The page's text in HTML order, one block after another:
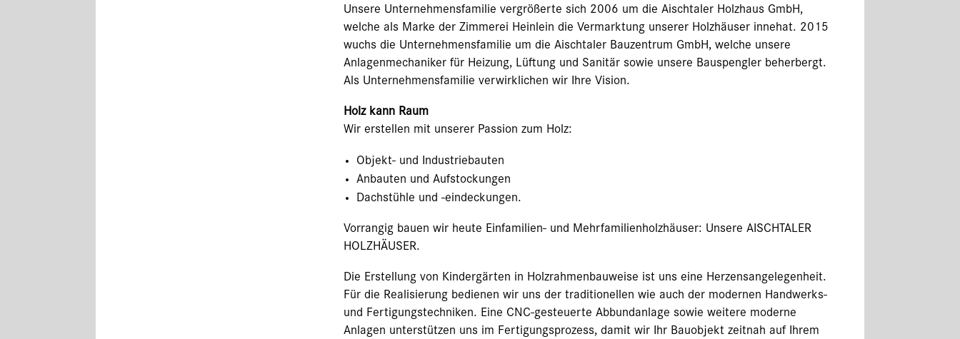
Unsere Unternehmensfamilie vergrößerte sich 2006 um die Aischtaler Holzhaus GmbH,
welche als Marke der Zimmerei Heinlein die Vermarktung unserer Holzhäuser innehat. 2015
wuchs die Unternehmensfamilie um die Aischtaler Bauzentrum GmbH, welche unsere
Anlagenmechaniker für Heizung, Lüftung und Sanitär sowie unsere Bauspengler beherbergt.
Als Unternehmensfamilie verwirklichen wir Ihre Vision.
Holz kann Raum
Wir erstellen mit unserer Passion zum Holz:
Objekt- und Industriebauten
Anbauten und Aufstockungen
Dachstühle und -eindeckungen.
Vorrangig bauen wir heute Einfamilien- und Mehrfamilienholzhäuser: Unsere AISCHTALER
HOLZHÄUSER.
Die Erstellung von Kindergärten in Holzrahmenbauweise ist uns eine Herzensangelegenheit.
Für die Realisierung bedienen wir uns der traditionellen wie auch der modernen Handwerks-
und Fertigungstechniken. Eine CNC-gesteuerte Abbundanlage sowie weitere moderne
Anlagen unterstützen uns im Fertigungsprozess, damit wir Ihr Bauobjekt zeitnah auf Ihrem